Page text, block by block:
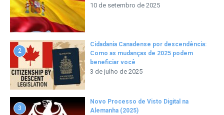
10 de setembro de 2025
2
Cidadania Canadense por descendência:
Como as mudanças de 2025 podem
beneficiar você
3 de julho de 2025
3
Novo Processo de Visto Digital na
Alemanha (2025)